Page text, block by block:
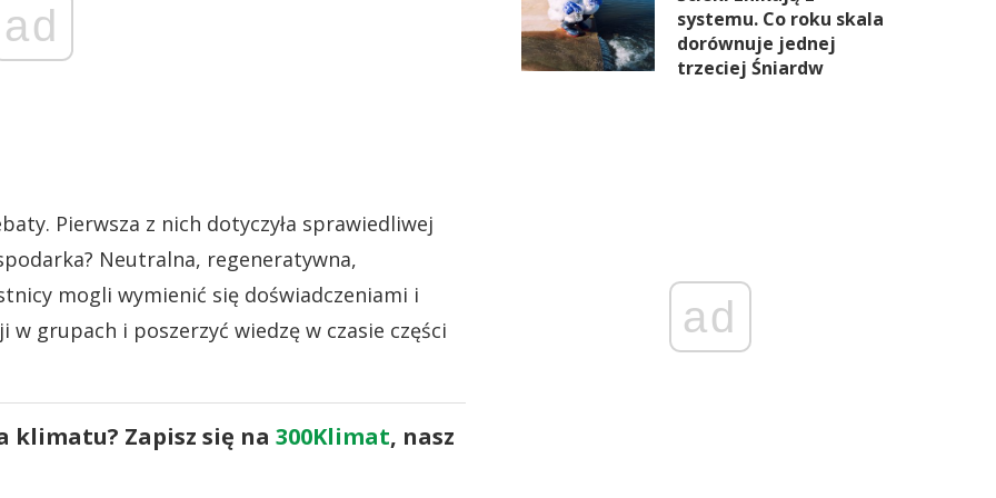
ad
Pierwsza z nich dotyczyła sprawiedliwej
Neutralna, regeneratywna,
mogli wymienić się doświadczeniami i
grupach i poszerzyć wiedzę w czasie części
Zapisz się na 300Klimat, nasz
systemu. Co roku skala
dorównuje jednej
trzeciej Śniardw
ad